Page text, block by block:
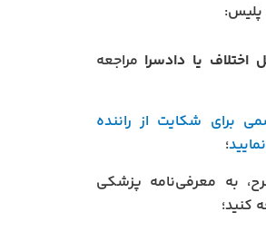
پلیس:
اختلاف یا دادسرا مراجعه
برای شکایت از راننده
؛
به معرفی‌نامه پزشکی
کنید؛